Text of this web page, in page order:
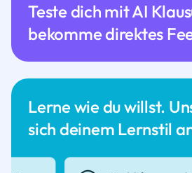
Lerne wie du willst.
sich deinem Lernstil
Teste dich mit AI
bekomme direktes